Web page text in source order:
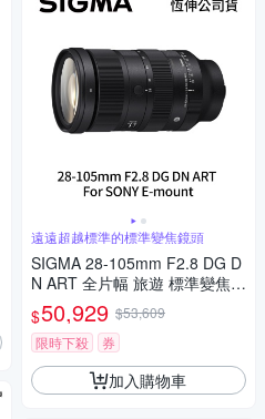
遠遠超越標準的標準變焦鏡頭
SIGMA 28-105mm F2.8 DG D
N ART 全片幅 旅遊 標準變焦鏡
頭 For SONY E-mount (公司
貨)
$50,929 $53,609
限時下殺
券
加入購物車